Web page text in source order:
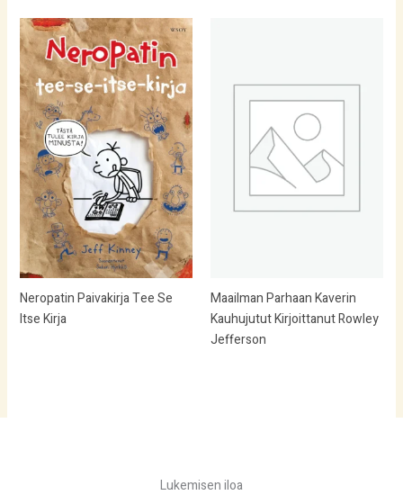
Neropatin Paivakirja Tee Se
Itse Kirja
Maailman Parhaan Kaverin
Kauhujutut Kirjoittanut Rowley
Jefferson
Lukemisen iloa